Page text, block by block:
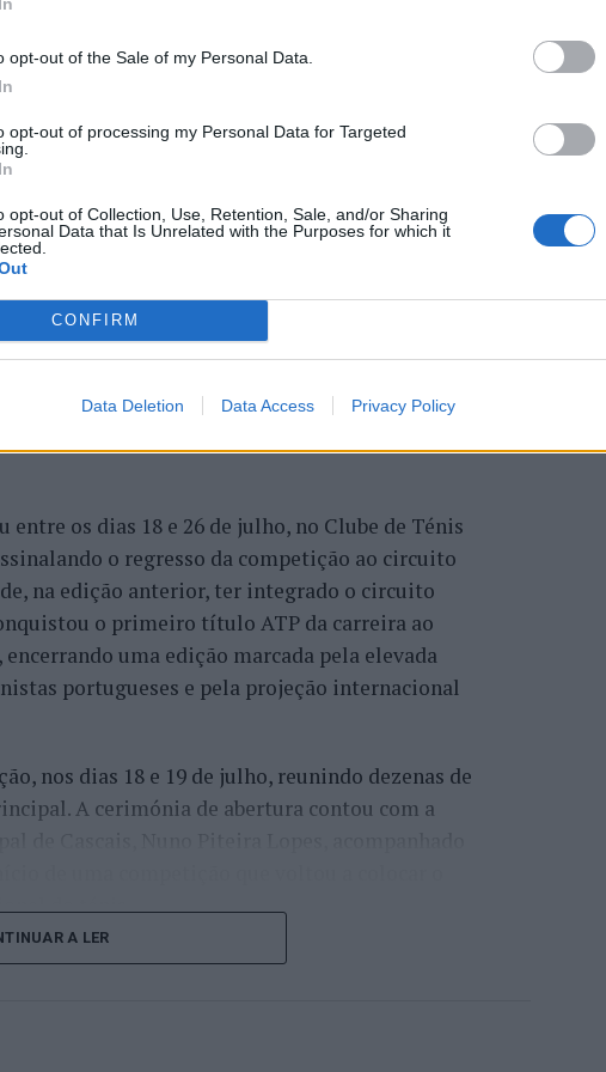
opt-out of the Sale of my Personal Data.
opt-out of processing my Personal Data for Targeted
opt-out of Collection, Use, Retention, Sale, and/or Sharing
Data that Is Unrelated with the Purposes for which it
CONFIRM
Data Deletion Data Access Privacy Policy
que não há evidências de que o ambiente digital
A adaptação observada, afirma, ocorre por
os circuitos neurais se reorganizam em
de reflexão profunda em um contexto marcado
evolução tecnológica. O potencial cognitivo
depende de como o cérebro é exercitado no
Rodrigues.
A LER
2026” regressou ao
do francês Luca Van
os dias 18 e 26 de julho, no Clube de Ténis
o regresso da competição ao circuito
de, na edição anterior, ter integrado o circuito
o primeiro título ATP da carreira ao
uma edição marcada pela elevada
portugueses e pela projeção internacional
nos dias 18 e 19 de julho, reunindo dezenas de
A cerimónia de abertura contou com a
do ténis.
como Casper Ruud (Noruega), Alejandro
Tabilo e pelo belga Alexander Blockx.
A LER